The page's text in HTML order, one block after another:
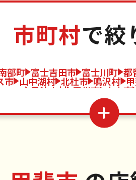
市町村で絞
部町 富士吉田市 富士川町 都
市 山中湖村 北杜市 鳴沢村
丹波山村 甲州市 中央市